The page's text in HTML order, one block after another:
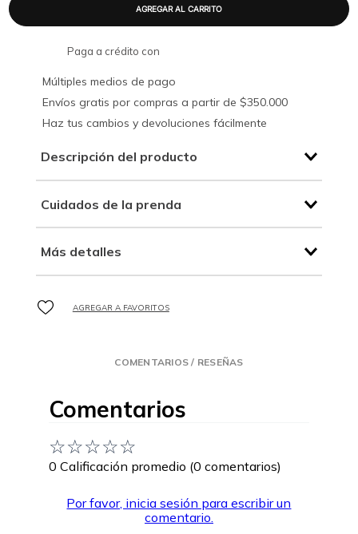
Paga a crédito con
Múltiples medios de pago
Envíos gratis por compras a partir de $350.000
Haz tus cambios y devoluciones fácilmente
Descripción del producto
Cuidados de la prenda
Más detalles
COMENTARIOS / RESEÑAS
Comentarios
☆☆☆☆☆
0 Calificación promedio (0 comentarios)
Por favor, inicia sesión para escribir un
comentario.